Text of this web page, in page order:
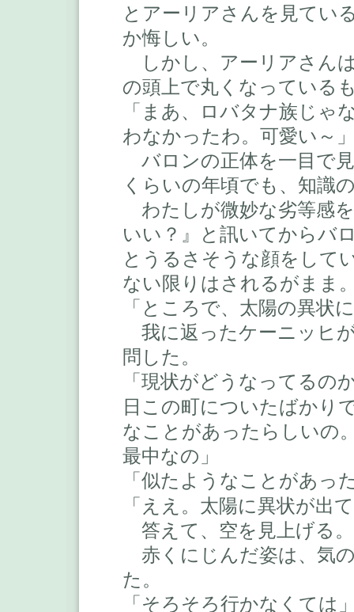
とアーリアさんを見てい
か悔しい。
しかし、アーリアさん
の頭上で丸くなっている
「まあ、ロバタナ族じ
わなかったわ。可愛い～
バロンの正体を一目で
くらいの年頃でも、知識
わたしが微妙な劣等感
いい？』と訊いてからバ
とうるさそうな顔をして
ない限りはされるがまま
「ところで、太陽の異状
我に返ったケーニッヒ
問した。
「現状がどうなってるの
日この町についたばかり
なことがあったらしいの
最中なの」
「似たようなことがあっ
「ええ。太陽に異状が出
答えて、空を見上げる。
赤くにじんだ姿は、気
た。
「そろそろ行かなくては